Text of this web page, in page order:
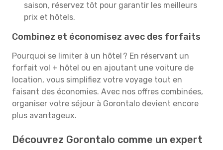
saison, réservez tôt pour garantir les meilleurs
prix et hôtels.
Combinez et économisez avec des forfaits
Pourquoi se limiter à un hôtel ? En réservant un
forfait vol + hôtel ou en ajoutant une voiture de
location, vous simplifiez votre voyage tout en
faisant des économies. Avec nos offres combinées,
organiser votre séjour à Gorontalo devient encore
plus avantageux.
Découvrez Gorontalo comme un expert